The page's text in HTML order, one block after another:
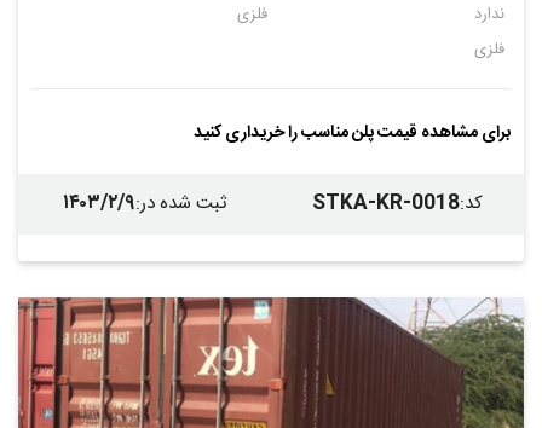
ندارد
فلزی
فلزی
برای مشاهده قیمت پلن مناسب را خریداری کنید
کد:
STKA-KR-0018 ثبت شده در:۱۴۰۳/۲/۹